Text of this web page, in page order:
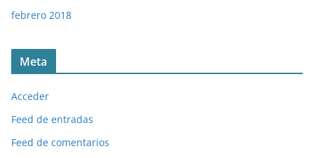
febrero 2018
Meta
Acceder
Feed de entradas
Feed de comentarios